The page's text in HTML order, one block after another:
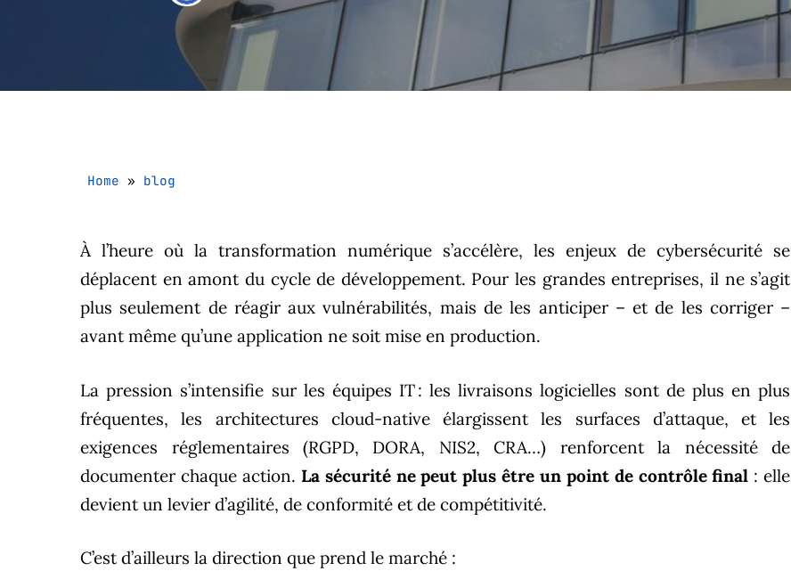
Home » blog
À l’heure où la transformation numérique s’accélère, les enjeux de cybersécurité se
déplacent en amont du cycle de développement. Pour les grandes entreprises, il ne s’agit
plus seulement de réagir aux vulnérabilités, mais de les anticiper – et de les corriger –
avant même qu’une application ne soit mise en production.
La pression s’intensifie sur les équipes IT : les livraisons logicielles sont de plus en plus
fréquentes, les architectures cloud-native élargissent les surfaces d’attaque, et les
exigences réglementaires (RGPD, DORA, NIS2, CRA…) renforcent la nécessité de
documenter chaque action. La sécurité ne peut plus être un point de contrôle final : elle
devient un levier d’agilité, de conformité et de compétitivité.
C’est d’ailleurs la direction que prend le marché :